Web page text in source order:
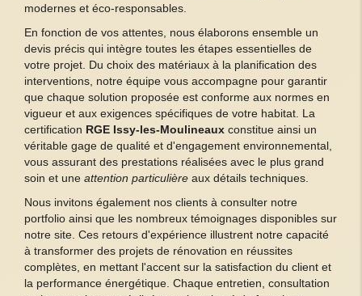
modernes et éco-responsables.
En fonction de vos attentes, nous élaborons ensemble un
devis précis qui intègre toutes les étapes essentielles de
votre projet. Du choix des matériaux à la planification des
interventions, notre équipe vous accompagne pour garantir
que chaque solution proposée est conforme aux normes en
vigueur et aux exigences spécifiques de votre habitat. La
certification RGE Issy-les-Moulineaux constitue ainsi un
véritable gage de qualité et d'engagement environnemental,
vous assurant des prestations réalisées avec le plus grand
soin et une attention particulière aux détails techniques.
Nous invitons également nos clients à consulter notre
portfolio ainsi que les nombreux témoignages disponibles sur
notre site. Ces retours d'expérience illustrent notre capacité
à transformer des projets de rénovation en réussites
complètes, en mettant l'accent sur la satisfaction du client et
la performance énergétique. Chaque entretien, consultation